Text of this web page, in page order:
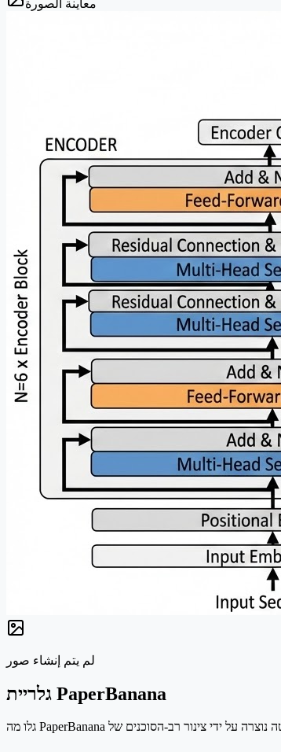
معاينة الصورة
لم يتم إنشاء صور
גלריית PaperBanana